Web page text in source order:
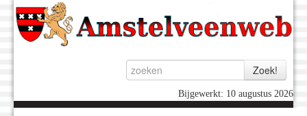
Bijgewerkt: 10 augustus 2026